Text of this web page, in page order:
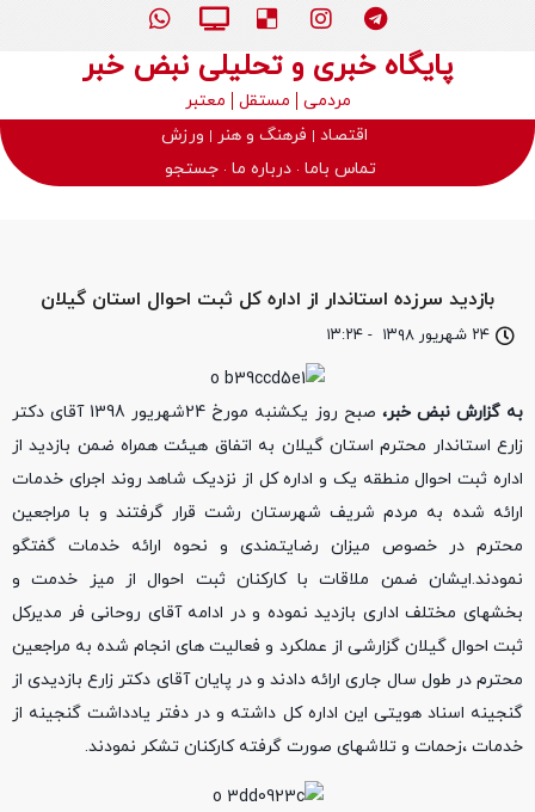
پایگاه خبری و تحلیلی نبض خبر
مردمی مستقل
معتبر
اقتصاد
فرهنگ و هنر
ورزش
تماس باما درباره ما جستجو
۲۴ شهریور ۱۳۹۸ - ۱۳:۲۴
بازدید سرزده استاندار از اداره کل ثبت احوال استان گیلان
به گزارش نبض خبر،
صبح روز یکشنبه مورخ 24شهریور 1398 آقای دکتر
زارع استاندار محترم استان گیلان به اتفاق هیئت همراه ضمن بازدید از
اداره ثبت احوال منطقه یک و اداره کل از نزدیک شاهد روند اجرای خدمات
ارائه شده به مردم شریف شهرستان رشت قرار گرفتند و با مراجعین
محترم در خصوص میزان رضایتمندی و نحوه ارائه خدمات گفتگو
نمودند.ایشان ضمن ملاقات با کارکنان ثبت احوال از میز خدمت و
بخشهای مختلف اداری بازدید نموده و در ادامه آقای روحانی فر مدیرکل
ثبت احوال گیلان گزارشی از عملکرد و فعالیت های انجام شده به مراجعین
محترم در طول سال جاری ارائه دادند و در پایان آقای دکتر زارع بازدیدی از
گنجینه اسناد هویتی این اداره کل داشته و در دفتر یادداشت گنجینه از
خدمات ،زحمات و تلاشهای صورت گرفته کارکنان تشکر نمودند.